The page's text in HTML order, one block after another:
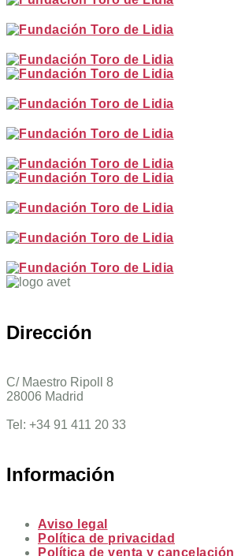
Dirección
C/ Maestro Ripoll 8
28006 Madrid
Tel: +34 91 411 20 33
Información
Aviso legal
Política de privacidad
Política de venta y cancelación